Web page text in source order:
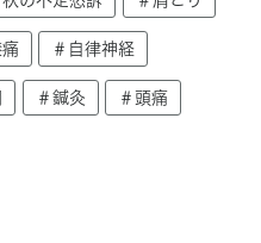
痛 ＃自律神経
＃鍼灸 ＃頭痛